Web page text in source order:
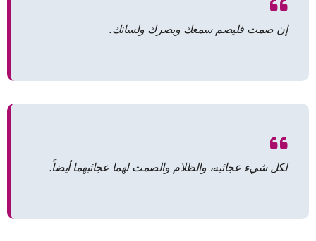
إن صمت فليصم سمعك وبصرك ولسانك.
لكل شيء عجائبه، والظلام والصمت لهما عجائبهما أيضاً.